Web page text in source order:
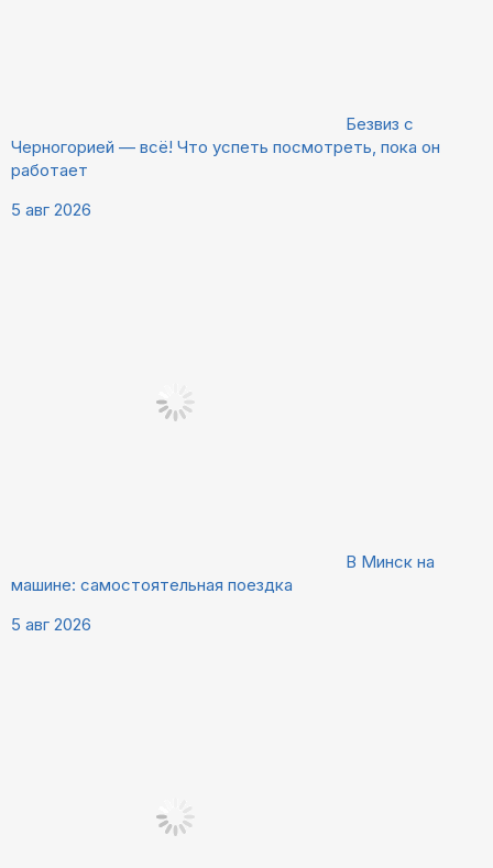
Безвиз с
Черногорией — всё! Что успеть посмотреть, пока он
работает
5 авг 2026
В Минск на
машине: самостоятельная поездка
5 авг 2026